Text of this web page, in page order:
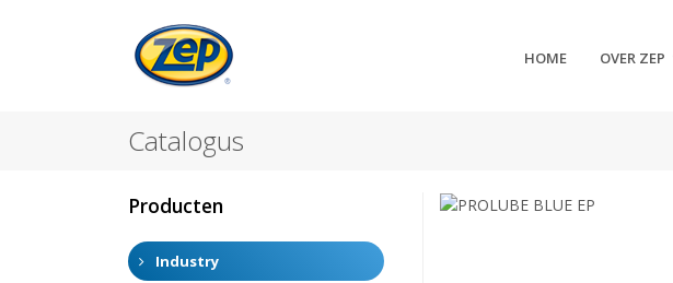
HOME OVER ZEP
Catalogus
Producten
Industry